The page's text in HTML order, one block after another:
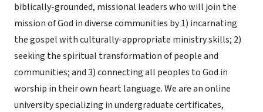
biblically-grounded, missional leaders who will join the
mission of God in diverse communities by 1) incarnating
the gospel with culturally-appropriate ministry skills; 2)
seeking the spiritual transformation of people and
communities; and 3) connecting all peoples to God in
worship in their own heart language. We are an online
university specializing in undergraduate certificates,